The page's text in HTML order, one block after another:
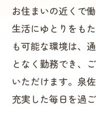
お住まいの近くで
生活にゆとりをも
も可能な環境は、
となく勤務でき、
いただけます。泉
充実した毎日を過